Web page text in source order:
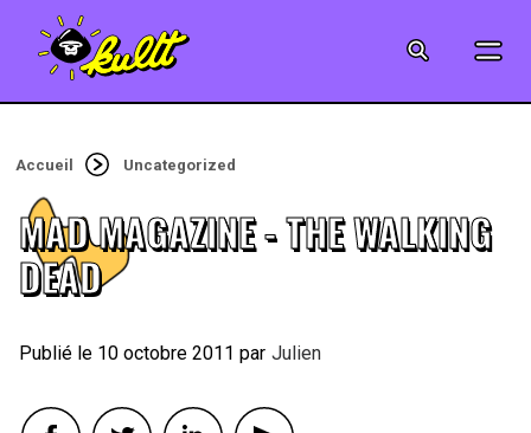
MUSIQUE
Accueil Uncategorized
MAD MAGAZINE - THE WALKING
DEAD
10 octobre 2011 By Julien